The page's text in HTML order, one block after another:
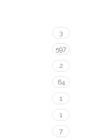
3
597
2
64
1
1
7